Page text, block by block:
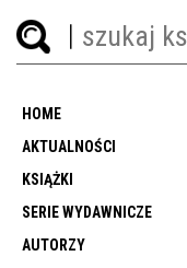
HOME
AKTUALNOŚCI
KSIĄŻKI
SERIE WYDAWNICZE
AUTORZY